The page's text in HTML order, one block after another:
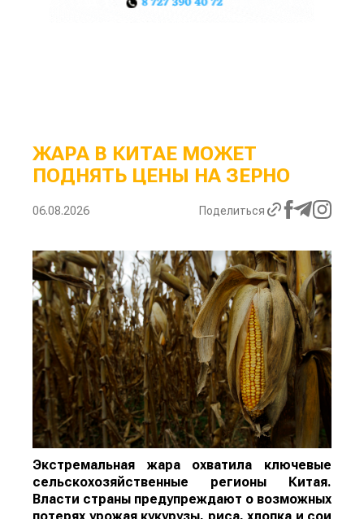
ЖАРА В КИТАЕ МОЖЕТ
ПОДНЯТЬ ЦЕНЫ НА ЗЕРНО
06.08.2026 Поделиться
Экстремальная жара охватила ключевые
сельскохозяйственные регионы Китая.
Власти страны предупреждают о возможных